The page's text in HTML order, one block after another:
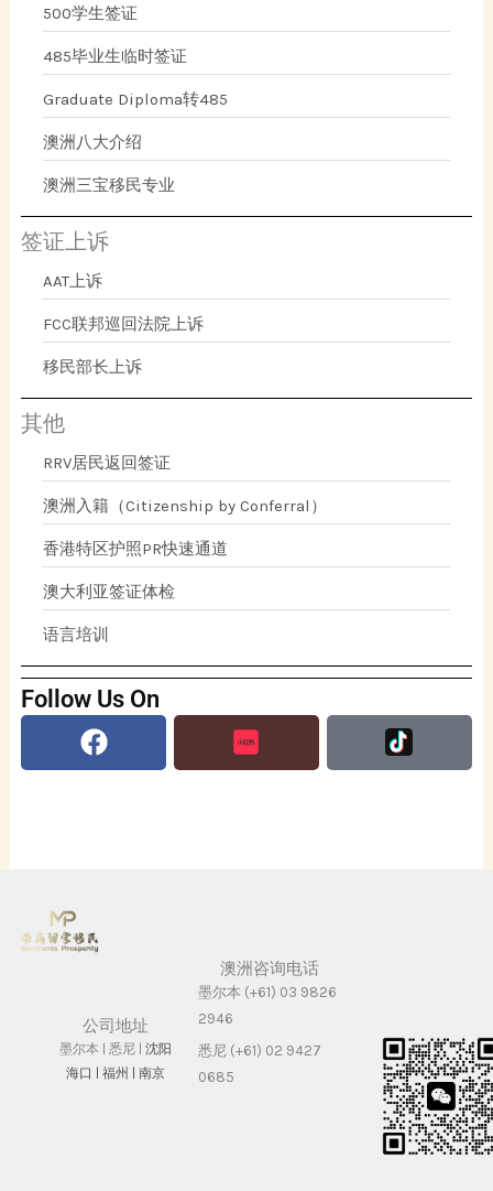
500学生签证
485毕业生临时签证
Graduate Diploma转485
澳洲八大介绍
澳洲三宝移民专业
签证上诉
AAT上诉
FCC联邦巡回法院上诉
移民部长上诉
其他
RRV居民返回签证
澳洲入籍（Citizenship by Conferral）
香港特区护照PR快速通道
澳大利亚签证体检
语言培训
Follow Us On
Facebook
公司地址
墨尔本 | 悉尼 | 沈阳
海⼝ | 福州 | 南京
澳洲咨询电话
墨尔本 (+61) 03 9826
2946
悉尼 (+61) 02 9427
0685